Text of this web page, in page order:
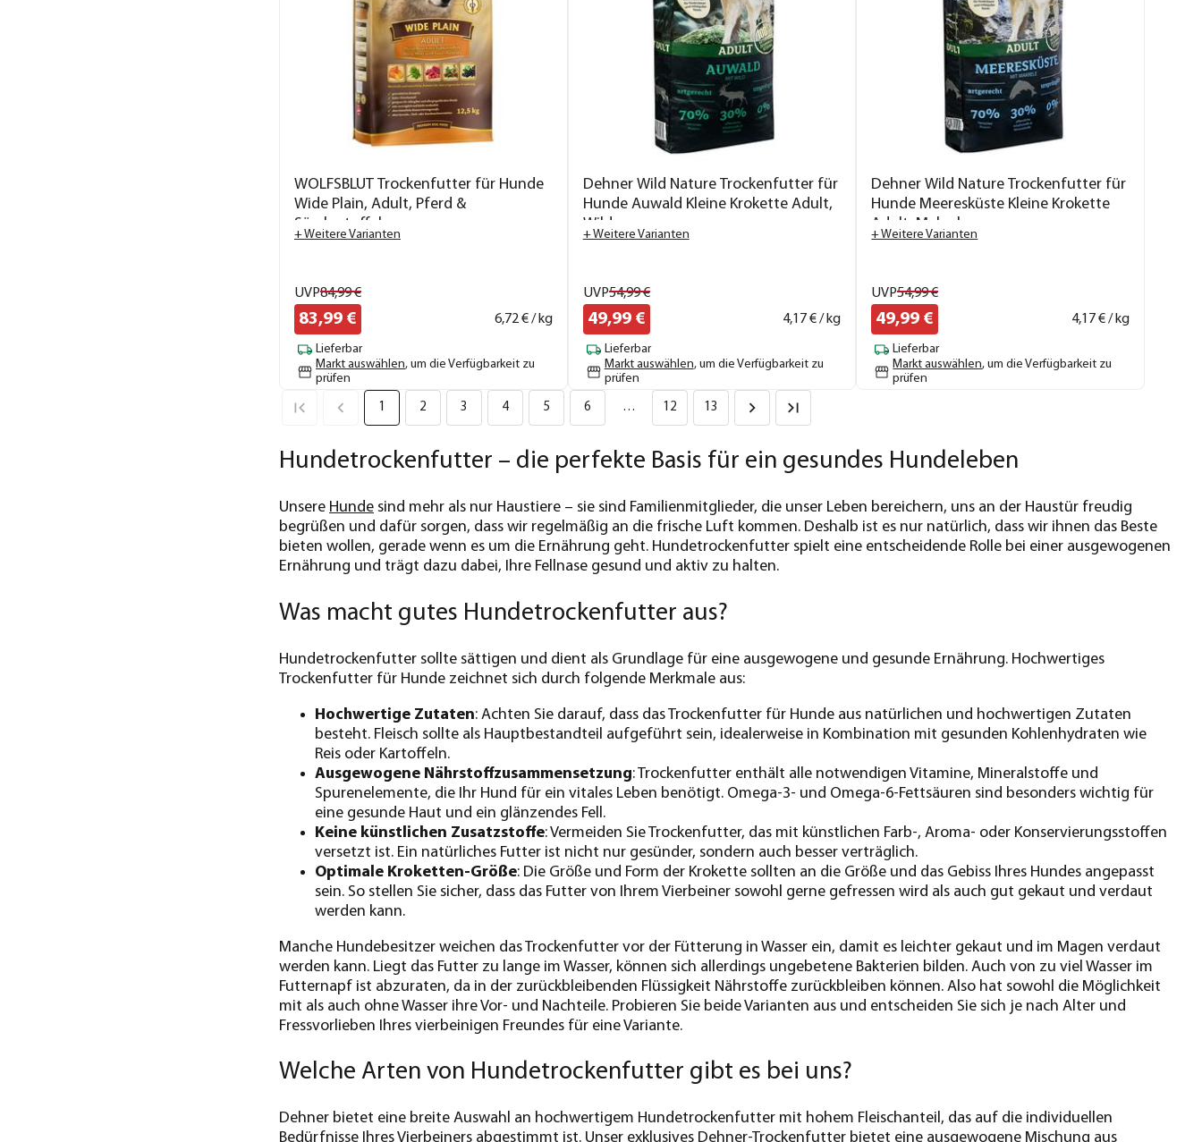
WOLFSBLUT Trockenfutter für Hunde
Wide Plain, Adult, Pferd &
Süsskartoffeln
+ Weitere Varianten
UVP84,99€
83,99 € 6,72€ / kg
Lieferbar
Markt auswählen, um die Verfügbarkeit zu
prüfen
Dehner Wild Nature Trockenfutter für
Hunde Auwald Kleine Krokette Adult,
Wild
+ Weitere Varianten
UVP54,99€
49,99€ 4,17€ / kg
Lieferbar
Markt auswählen, um die Verfügbarkeit zu
prüfen
Dehner Wild Nature Trockenfutter für
Hunde Meeresküste Kleine Krokette
Adult, Makrele
+ Weitere Varianten
UVP54,99€
49,99 € 4,17€ / kg
Lieferbar
Markt auswählen, um die Verfügbarkeit zu
prüfen
1 2 3 4 5 6 … 12 13
Hundetrockenfutter – die perfekte Basis für ein gesundes Hundeleben
Unsere Hunde sind mehr als nur Haustiere – sie sind Familienmitglieder, die unser Leben bereichern, uns an der Haustür freudig
begrüßen und dafür sorgen, dass wir regelmäßig an die frische Luft kommen. Deshalb ist es nur natürlich, dass wir ihnen das Beste
bieten wollen, gerade wenn es um die Ernährung geht. Hundetrockenfutter spielt eine entscheidende Rolle bei einer ausgewogenen
Ernährung und trägt dazu dabei, Ihre Fellnase gesund und aktiv zu halten.
Was macht gutes Hundetrockenfutter aus?
Hundetrockenfutter sollte sättigen und dient als Grundlage für eine ausgewogene und gesunde Ernährung. Hochwertiges
Trockenfutter für Hunde zeichnet sich durch folgende Merkmale aus:
Hochwertige Zutaten: Achten Sie darauf, dass das Trockenfutter für Hunde aus natürlichen und hochwertigen Zutaten
besteht. Fleisch sollte als Hauptbestandteil aufgeführt sein, idealerweise in Kombination mit gesunden Kohlenhydraten wie
Reis oder Kartoffeln.
Ausgewogene Nährstoffzusammensetzung: Trockenfutter enthält alle notwendigen Vitamine, Mineralstoffe und
Spurenelemente, die Ihr Hund für ein vitales Leben benötigt. Omega-3- und Omega-6-Fettsäuren sind besonders wichtig für
eine gesunde Haut und ein glänzendes Fell.
Keine künstlichen Zusatzstoffe: Vermeiden Sie Trockenfutter, das mit künstlichen Farb-, Aroma- oder Konservierungsstoffen
versetzt ist. Ein natürliches Futter ist nicht nur gesünder, sondern auch besser verträglich.
Optimale Kroketten-Größe: Die Größe und Form der Krokette sollten an die Größe und das Gebiss Ihres Hundes angepasst
sein. So stellen Sie sicher, dass das Futter von Ihrem Vierbeiner sowohl gerne gefressen wird als auch gut gekaut und verdaut
werden kann.
Manche Hundebesitzer weichen das Trockenfutter vor der Fütterung in Wasser ein, damit es leichter gekaut und im Magen verdaut
werden kann. Liegt das Futter zu lange im Wasser, können sich allerdings ungebetene Bakterien bilden. Auch von zu viel Wasser im
Futternapf ist abzuraten, da in der zurückbleibenden Flüssigkeit Nährstoffe zurückbleiben können. Also hat sowohl die Möglichkeit
mit als auch ohne Wasser ihre Vor- und Nachteile. Probieren Sie beide Varianten aus und entscheiden Sie sich je nach Alter und
Fressvorlieben Ihres vierbeinigen Freundes für eine Variante.
Welche Arten von Hundetrockenfutter gibt es bei uns?
Dehner bietet eine breite Auswahl an hochwertigem Hundetrockenfutter mit hohem Fleischanteil, das auf die individuellen
Bedürfnisse Ihres Vierbeiners abgestimmt ist. Unser exklusives Dehner-Trockenfutter bietet eine ausgewogene Mischung aus